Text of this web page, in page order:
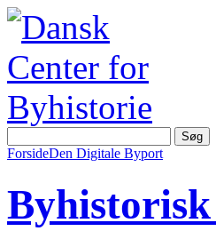
ForsideDen Digitale Byport